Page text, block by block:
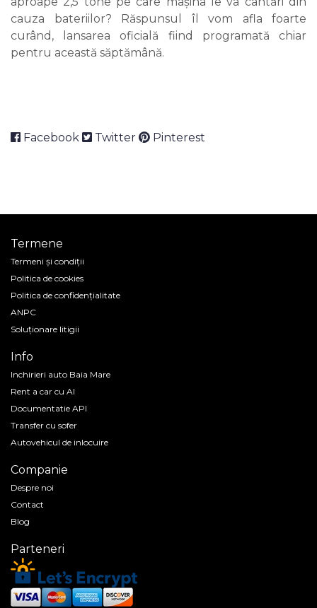
cauza bateriilor? Răspunsul îl vom afla foarte
curând, lansarea oficială fiind programată chiar
pentru această săptămână.
Facebook Twitter Pinterest
Termene
Termeni și condiții
Politica de cookies
Politica de confidenţialitate
ANPC
Soluționare litigii
Info
Inchirieri auto Baia Mare
Rent a car cu AI
Documentatie API
Transfer cu sofer
Autovehicul de inlocuire
Companie
Despre noi
Contact
Blog
Parteneri